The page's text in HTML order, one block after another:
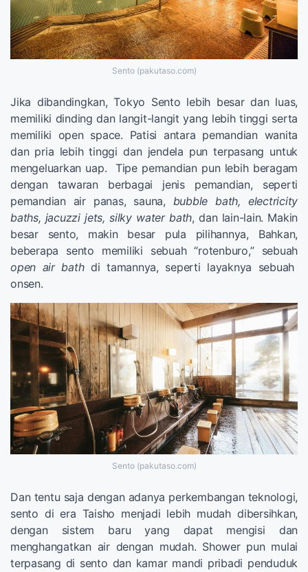
Sento (pakutaso.com)
Jika dibandingkan, Tokyo Sento lebih besar dan luas,
memiliki dinding dan langit-langit yang lebih tinggi serta
memiliki open space. Patisi antara pemandian wanita
dan pria lebih tinggi dan jendela pun terpasang untuk
mengeluarkan uap. Tipe pemandian pun lebih beragam
dengan tawaran berbagai jenis pemandian, seperti
pemandian air panas, sauna, bubble bath, electricity
baths, jacuzzi jets, silky water bath, dan lain-lain. Makin
besar sento, makin besar pula pilihannya, Bahkan,
beberapa sento memiliki sebuah “rotenburo,” sebuah
open air bathdi tamannya, seperti layaknya sebuah
onsen.
Sento (pakutaso.com)
Dan tentu saja dengan adanya perkembangan teknologi,
sento di era Taisho menjadi lebih mudah dibersihkan,
dengan sistem baru yang dapat mengisi dan
menghangatkan air dengan mudah. Shower pun mulai
terpasang di sento dan kamar mandi pribadi penduduk